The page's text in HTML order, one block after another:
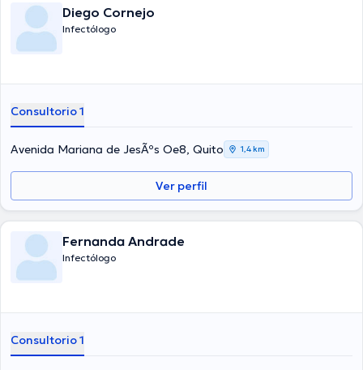
Diego Cornejo
Infectólogo
Consultorio 1
Avenida Mariana de JesÃºs Oe8, Quito 1,4 km
Ver perfil
Fernanda Andrade
Infectólogo
Consultorio 1